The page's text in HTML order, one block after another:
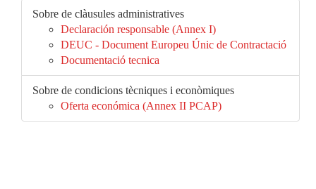
Sobre de clàusules administratives
Declaración responsable (Annex I)
DEUC - Document Europeu Únic de Contractació
Documentació tecnica
Sobre de condicions tècniques i econòmiques
Oferta económica (Annex II PCAP)